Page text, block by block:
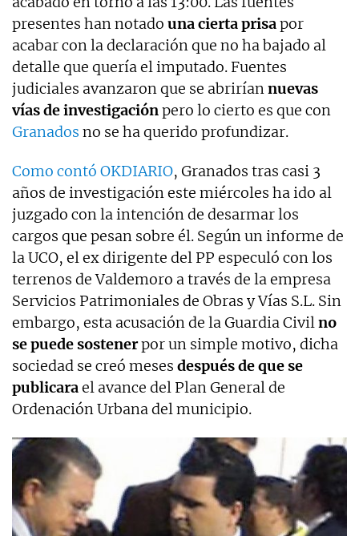
presentes han notado una cierta prisapor
acabar con la declaración que no ha bajado al
detalle que quería el imputado. Fuentes
judiciales avanzaron que se abriríannuevas
vías de investigaciónpero lo cierto es que con
Granados no se ha querido profundizar.
Como contó OKDIARIO, Granados tras casi 3
años de investigación este miércoles ha ido al
juzgado con la intención de desarmar los
cargos que pesan sobre él. Según un informe de
la UCO, el ex dirigente del PP especuló con los
terrenos de Valdemoro a través de la empresa
Servicios Patrimoniales de Obras y Vías S.L. Sin
embargo, esta acusación de la Guardia Civilno
se puede sostenerpor un simple motivo, dicha
sociedad se creó meses después de que se
publicarael avance del Plan General de
Ordenación Urbana del municipio.